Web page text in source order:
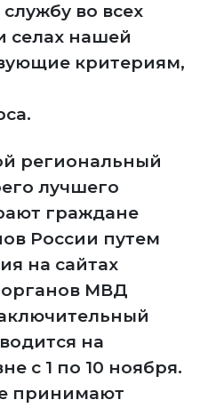
во всех
селах нашей
критериям,
региональный
лучшего
граждане
России путем
на сайтах
МВД
на
с 1 по 10 ноября.
принимают